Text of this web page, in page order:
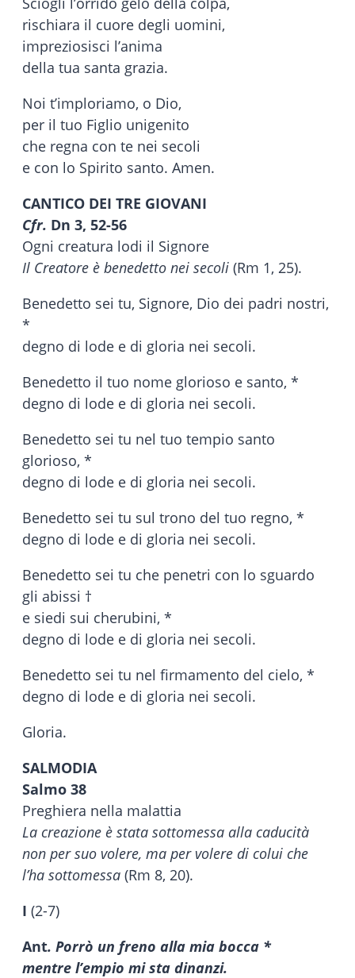
rischiara il cuore degli uomini,
impreziosisci l’anima
della tua santa grazia.
Noi t’imploriamo, o Dio,
per il tuo Figlio unigenito
che regna con te nei secoli
e con lo Spirito santo. Amen.
CANTICO DEI TRE GIOVANI
Cfr. Dn 3, 52-56
Ogni creatura lodi il Signore
Il Creatore è benedetto nei secoli (Rm 1, 25).
Benedetto sei tu, Signore, Dio dei padri nostri,
*
degno di lode e di gloria nei secoli.
Benedetto il tuo nome glorioso e santo, *
degno di lode e di gloria nei secoli.
Benedetto sei tu nel tuo tempio santo
glorioso, *
degno di lode e di gloria nei secoli.
Benedetto sei tu sul trono del tuo regno, *
degno di lode e di gloria nei secoli.
Benedetto sei tu che penetri con lo sguardo
gli abissi †
e siedi sui cherubini, *
degno di lode e di gloria nei secoli.
Benedetto sei tu nel firmamento del cielo, *
degno di lode e di gloria nei secoli.
Gloria.
SALMODIA
Salmo 38
Preghiera nella malattia
La creazione è stata sottomessa alla caducità
non per suo volere, ma per volere di colui che
l’ha sottomessa (Rm 8, 20).
I (2-7)
Ant. Porrò un freno alla mia bocca *
mentre l’empio mi sta dinanzi.